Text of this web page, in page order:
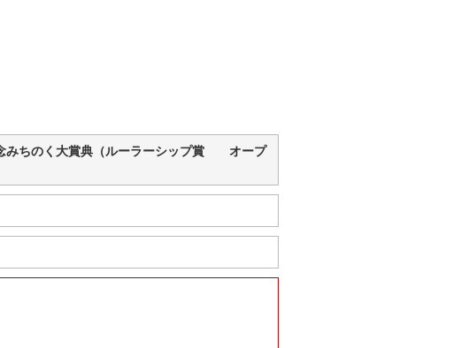
みちのく大賞典（ルーラーシップ賞 オープ